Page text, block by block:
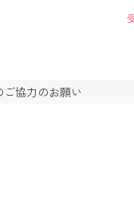
協力のお願い